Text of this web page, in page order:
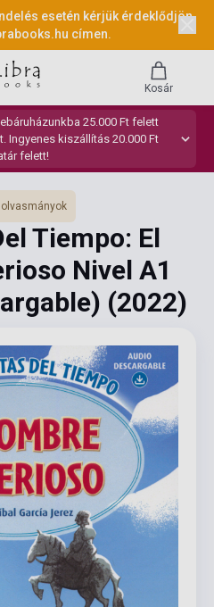
esetén kérjük érdeklődjön
címen.
25.000 Ft felett
Ingyenes kiszállítás 20.000 Ft
felett!
Kosár
Tiempo: El
Nivel A1
(2022)